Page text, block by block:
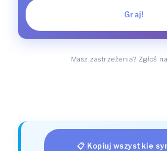
Graj!
Masz zastrzeżenia? Zgłoś
📋 Kopiuj wszystkie